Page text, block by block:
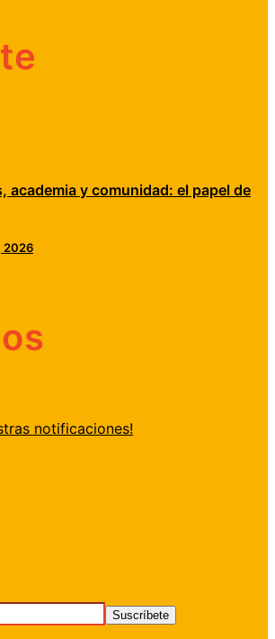
academia y comunidad: el papel de
2026
notificaciones!